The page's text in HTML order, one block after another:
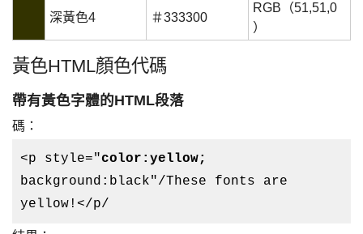
深黃色4 ＃333300
RGB（51,51,0
）
黃色HTML顏色代碼
帶有黃色字體的HTML段落
碼：
<p style="color:yellow;
background:black"/These fonts are
yellow!</p/